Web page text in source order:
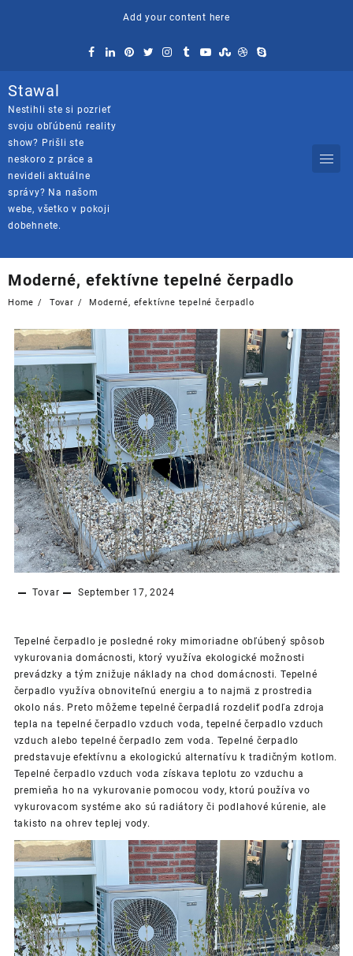
Add your content here
Stawal
Nestihli ste si pozrieť
svoju obľúbenú reality
show? Prišli ste
neskoro z práce a
nevideli aktuálne
správy? Na našom
webe, všetko v pokoji
dobehnete.
Moderné, efektívne tepelné čerpadlo
Home Tovar Moderné, efektívne tepelné čerpadlo
Tovar September 17, 2024
Tepelné čerpadlo je posledné roky mimoriadne obľúbený spôsob
vykurovania domácnosti, ktorý využíva ekologické možnosti
prevádzky a tým znižuje náklady na chod domácnosti. Tepelné
čerpadlo využíva obnoviteľnú energiu a to najmä z prostredia
okolo nás. Preto môžeme tepelné čerpadlá rozdeliť podľa zdroja
tepla na tepelné čerpadlo vzduch voda, tepelné čerpadlo vzduch
vzduch alebo tepelné čerpadlo zem voda. Tepelné čerpadlo
predstavuje efektívnu a ekologickú alternatívu k tradičným kotlom.
Tepelné čerpadlo vzduch voda získava teplotu zo vzduchu a
premieňa ho na vykurovanie pomocou vody, ktorú používa vo
vykurovacom systéme ako sú radiátory či podlahové kúrenie, ale
takisto na ohrev teplej vody.